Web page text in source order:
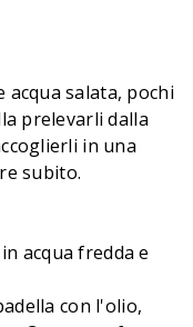
salata, pochi
prelevarli dalla
in una
subito.
acqua fredda e
con l'olio,